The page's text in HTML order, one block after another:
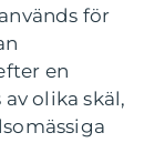
för
en
olika skäl,